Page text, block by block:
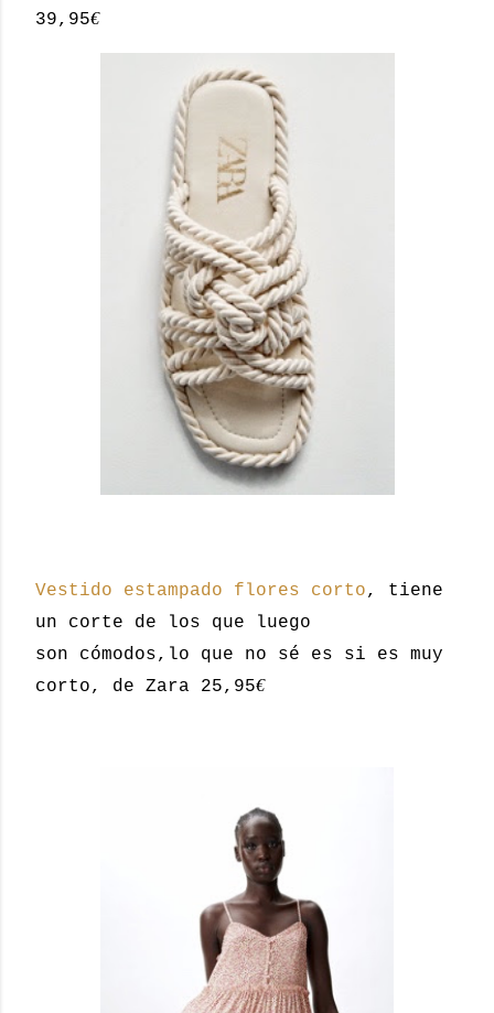
39,95€
Vestido estampado flores corto, tiene
un corte de los que luego
son cómodos,lo que no sé es si es muy
corto, de Zara 25,95€